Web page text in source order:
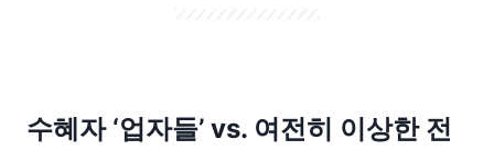
수혜자 ‘업자들’ vs. 여전히 이상한 전